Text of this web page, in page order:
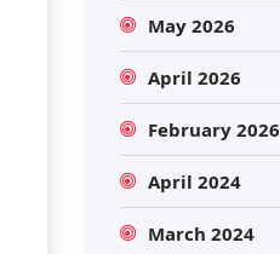
May 2026
April 2026
February 2026
April 2024
March 2024